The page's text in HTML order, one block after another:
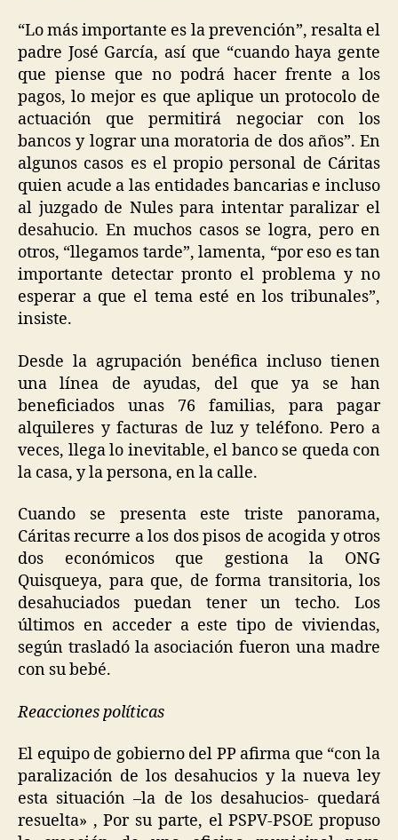
“Lo más importante es la prevención”, resalta el
padre José García, así que “cuando haya gente
que piense que no podrá hacer frente a los
pagos, lo mejor es que aplique un protocolo de
actuación que permitirá negociar con los
bancos y lograr una moratoria de dos años”. En
algunos casos es el propio personal de Cáritas
quien acude a las entidades bancarias e incluso
al juzgado de Nules para intentar paralizar el
desahucio. En muchos casos se logra, pero en
otros, “llegamos tarde”, lamenta, “por eso es tan
importante detectar pronto el problema y no
esperar a que el tema esté en los tribunales”,
insiste.
Desde la agrupación benéfica incluso tienen
una línea de ayudas, del que ya se han
beneficiados unas 76 familias, para pagar
alquileres y facturas de luz y teléfono. Pero a
veces, llega lo inevitable, el banco se queda con
la casa, y la persona, en la calle.
Cuando se presenta este triste panorama,
Cáritas recurre a los dos pisos de acogida y otros
dos económicos que gestiona la ONG
Quisqueya, para que, de forma transitoria, los
desahuciados puedan tener un techo. Los
últimos en acceder a este tipo de viviendas,
según trasladó la asociación fueron una madre
con su bebé.
Reacciones políticas
El equipo de gobierno del PP afirma que “con la
paralización de los desahucios y la nueva ley
esta situación –la de los desahucios- quedará
resuelta» , Por su parte, el PSPV-PSOE propuso